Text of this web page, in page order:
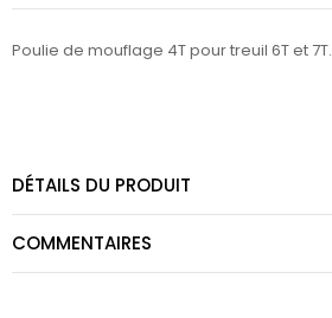
Poulie de mouflage 4T pour treuil 6T et 7T.
DÉTAILS DU PRODUIT
COMMENTAIRES